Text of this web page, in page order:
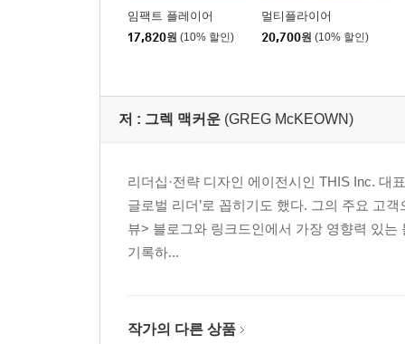
CHAPTER 5. 스스로 결론을 내리지 않는다
토론주최자 vs. 결정자
토론은 자원을 효율적으로 사용한는 방법이다
멀티플라이어 이펙트 5. 토론주최자 vs. 결정자
CHAPTER 6. 능력을 소유하지 않는다
투자자 vs. 간섭자
일일이 간섭하는 디미니셔
임팩트 플레이어
17,820원 (10% 할인)
멀티플라이어
20,700원 (10% 할인)
저 : 그렉 맥커운 (GREG McKEOWN)
리더십·전략 디자인 에이전시인 THIS Inc. 대
글로벌 리더’로 꼽히기도 했다. 그의 주요 고
뷰> 블로그와 링크드인에서 가장 영향력 있
기록하...
작가의 다른 상품